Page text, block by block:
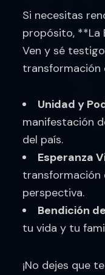
Si necesitas
propósito, **La
Ven y sé
transformación
Unidad y
manifestación
del país.
Esperanza
transformación
perspectiva.
Bendición
tu vida y tu
¡No dejes que